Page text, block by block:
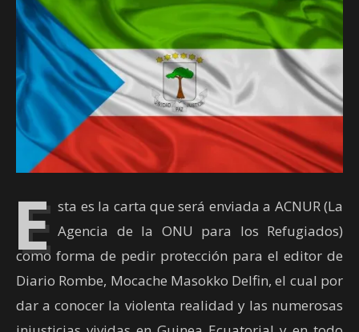
E sta es la carta que será enviada a ACNUR (La
Agencia de la ONU para los Refugiados)
como forma de pedir protección para el editor de
Diario Rombe, Mocache Masokko Delfin, el cual por
dar a conocer la violenta realidad y las numerosas